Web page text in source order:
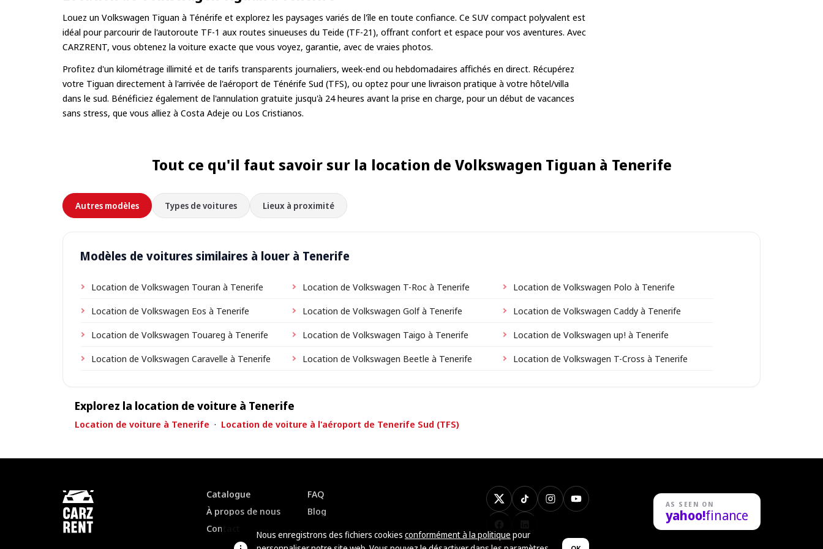
Louez un Volkswagen Tiguan à Ténérife et explorez les paysages variés de l'île en toute confiance. Ce SUV compact polyvalent est
idéal pour parcourir de l'autoroute TF-1 aux routes sinueuses du Teide (TF-21), offrant confort et espace pour vos aventures. Avec
CARZRENT, vous obtenez la voiture exacte que vous voyez, garantie, avec de vraies photos.
Profitez d'un kilométrage illimité et de tarifs transparents journaliers, week-end ou hebdomadaires affichés en direct. Récupérez
votre Tiguan directement à l'arrivée de l'aéroport de Ténérife Sud (TFS), ou optez pour une livraison pratique à votre hôtel/villa
dans le sud. Bénéficiez également de l'annulation gratuite jusqu'à 24 heures avant la prise en charge, pour un début de vacances
sans stress, que vous alliez à Costa Adeje ou Los Cristianos.
Tout ce qu'il faut savoir sur la location de Volkswagen Tiguan à Tenerife
Autres modèles Types de voitures Lieux à proximité
Modèles de voitures similaires à louer à Tenerife
Location de Volkswagen Touran à Tenerife Location de Volkswagen T-Roc à Tenerife
Location de Volkswagen Polo à Tenerife
Location de Volkswagen Eos à Tenerife
Location de Volkswagen Golf à Tenerife
Location de Volkswagen Caddy à Tenerife
Location de Volkswagen Touareg à Tenerife
Location de Volkswagen Taigo à Tenerife
Location de Volkswagen up! à Tenerife
Location de Volkswagen Caravelle à Tenerife
Location de Volkswagen Beetle à Tenerife Location de Volkswagen T-Cross à Tenerife
Explorez la location de voiture à Tenerife
Location de voiture à Tenerife · Location de voiture à l'aéroport de Tenerife Sud (TFS)
Catalogue
À propos de nous
Contact
FAQ
Blog
X Instagram
TikTok YouTube AS SEEN ON
yahoo!finance
Nous enregistrons des fichiers cookies conformément à la politique pour